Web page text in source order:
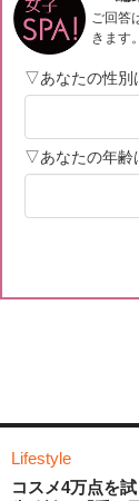
Lifestyle
コスメ4万点を